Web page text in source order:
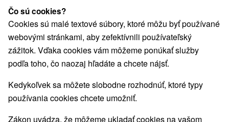
Priváty
Vyberte lokalitu alebo termín
VŠETKY NAJLACNEJŠIE NAJDRAHŠIE
Čo sú cookies?
Cookies sú malé textové súbory, ktoré môžu byť používané
webovými stránkami, aby zefektívnili používateľský
zážitok. Vďaka cookies vám môžeme ponúkať služby
podľa toho, čo naozaj hľadáte a chcete nájsť.
Kedykoľvek sa môžete slobodne rozhodnúť, ktoré typy
používania cookies chcete umožniť.
Zákon uvádza, že môžeme ukladať cookies na vašom